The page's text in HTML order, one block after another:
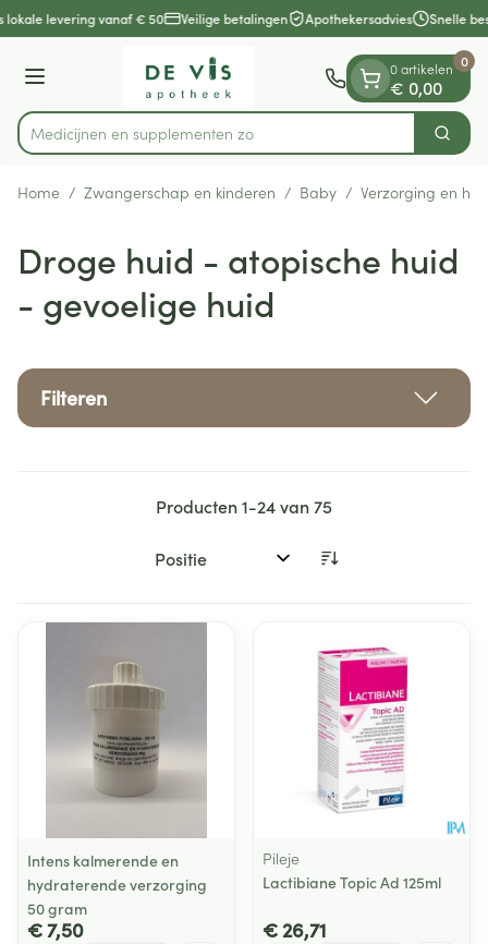
Ga naar de inhoud
1 van 1levering vanaf € 50 Veilige betalingen Apothekersadvies Snelle
Menu
Product, merk, categorie...
Medicijnen e Zoek
0 artikelen
€ 0,00
0
Home / Zwangerschap en kinderen / Baby / Verzorging en
Droge huid - atopische huid
- gevoelige huid
Filteren
Producten1-24van75
Sorteer op:
Intens kalmerende en
hydraterende verzorging
50 gram
€ 7,50
Pileje
Lactibiane Topic Ad 125ml
€ 26,71